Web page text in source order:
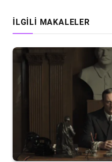
İLGILI MAKALELER